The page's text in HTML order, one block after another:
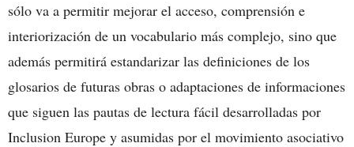
sólo va a permitir mejorar el acceso, comprensión e
interiorización de un vocabulario más complejo, sino que
además permitirá estandarizar las definiciones de los
glosarios de futuras obras o adaptaciones de informaciones
que siguen las pautas de lectura fácil desarrolladas por
Inclusion Europe y asumidas por el movimiento asociativo